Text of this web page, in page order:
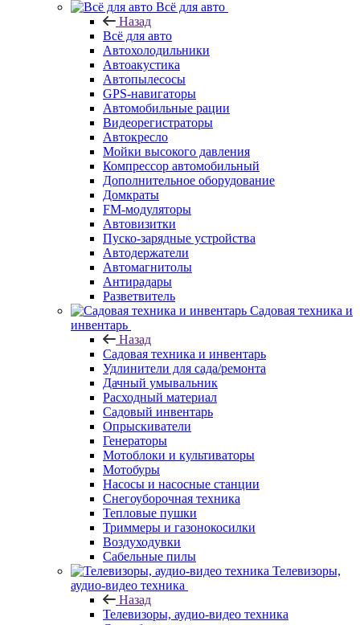
Всё для авто
Назад
Всё для авто
Автохолодильники
Автоакустика
Автопылесосы
GPS-навигаторы
Автомобильные рации
Видеорегистраторы
Автокресло
Мойки высокого давления
Компрессор автомобильный
Дополнительное оборудование
Домкраты
FM-модуляторы
Автовизитки
Пуско-зарядные устройства
Автодержатели
Автомагнитолы
Антирадары
Разветвитель
Садовая техника и
инвентарь
Назад
Садовая техника и инвентарь
Удлинители для сада/ремонта
Дачный умывальник
Расходный материал
Садовый инвентарь
Опрыскиватели
Генераторы
Мотоблоки и культиваторы
Мотобуры
Насосы и насосные станции
Снегоуборочная техника
Тепловые пушки
Триммеры и газонокосилки
Воздуходувки
Сабельные пилы
Телевизоры,
аудио-видео техника
Назад
Телевизоры, аудио-видео техника